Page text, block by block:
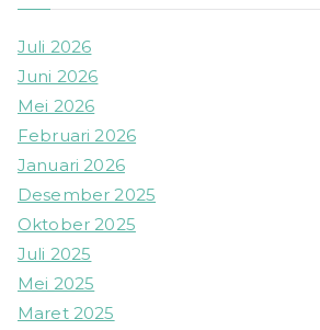
Juli 2026
Juni 2026
Mei 2026
Februari 2026
Januari 2026
Desember 2025
Oktober 2025
Juli 2025
Mei 2025
Maret 2025